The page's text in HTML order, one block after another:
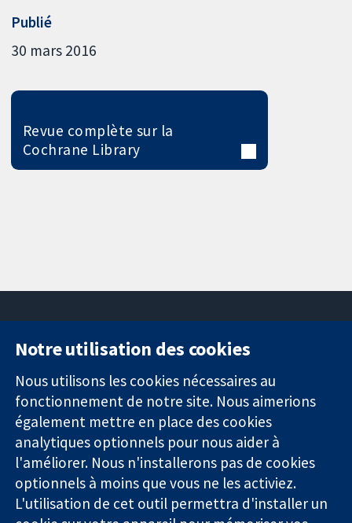
Publié
30 mars 2016
Revue complète sur la
Cochrane Library
Des données
probantes.
Des décisions
éclairées.
Une meilleure
santé.
11-13 Cavendish
Square
Londres
W1G0AN
Royaume-Uni
nous
Actualités
Service de
presse
Qui sommes-
nous
Offres
d'emploi
Notre utilisation des cookies
Nous utilisons les cookies nécessaires au
fonctionnement de notre site. Nous aimerions
également mettre en place des cookies
analytiques optionnels pour nous aider à
l'améliorer. Nous n'installerons pas de cookies
optionnels à moins que vous ne les activiez.
L'utilisation de cet outil permettra d'installer un